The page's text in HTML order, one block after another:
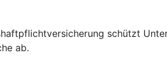
schützt
ab.